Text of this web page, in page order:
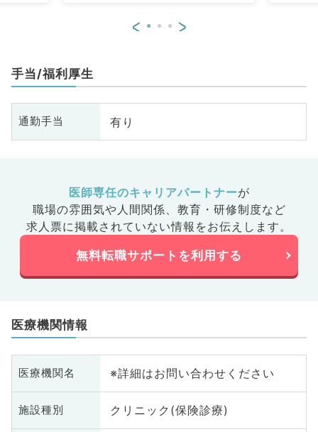
< >
手当/福利厚生
通勤手当 有り
医師専任のキャリアパートナーが
職場の雰囲気や人間関係、 教育・研修制度など
求人票に掲載されていない情報をお伝えします。
無料転職サポートを利用する
医療機関情報
医療機関名 ※詳細はお問い合わせください
施設種別 クリニック(保険診療)